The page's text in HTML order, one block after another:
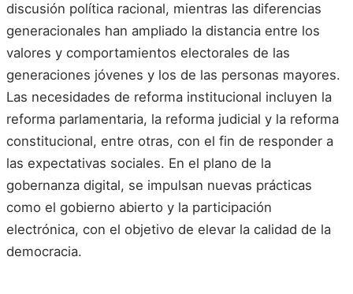
discusión política racional, mientras las diferencias
generacionales han ampliado la distancia entre los
valores y comportamientos electorales de las
generaciones jóvenes y los de las personas mayores.
Las necesidades de reforma institucional incluyen la
reforma parlamentaria, la reforma judicial y la reforma
constitucional, entre otras, con el fin de responder a
las expectativas sociales. En el plano de la
gobernanza digital, se impulsan nuevas prácticas
como el gobierno abierto y la participación
electrónica, con el objetivo de elevar la calidad de la
democracia.